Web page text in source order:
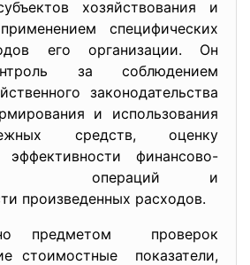
хозяйствования и
специфических
его организации. Он
за соблюдением
законодательства
и использования
средств, оценку
эффективности финансово-
операций и
произведенных расходов.
предметом проверок
стоимостные показатели,